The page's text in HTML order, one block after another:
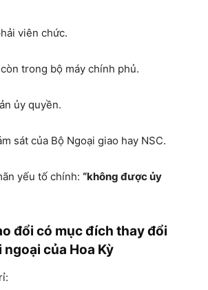
viên chức.
trong bộ máy chính phủ.
ủy quyền.
sát của Bộ Ngoại giao hay NSC.
yếu tố chính:“không được ủy
đổi có mục đích thay đổi
của Hoa Kỳ